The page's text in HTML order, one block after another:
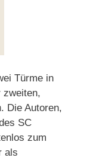
Türme in
zweiten,
Die Autoren,
SC
zum
als